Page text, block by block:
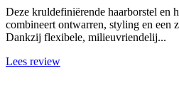
Deze kruldefiniërende haarborstel en
combineert ontwarren, styling en een
Dankzij flexibele, milieuvriendelij...
Lees review